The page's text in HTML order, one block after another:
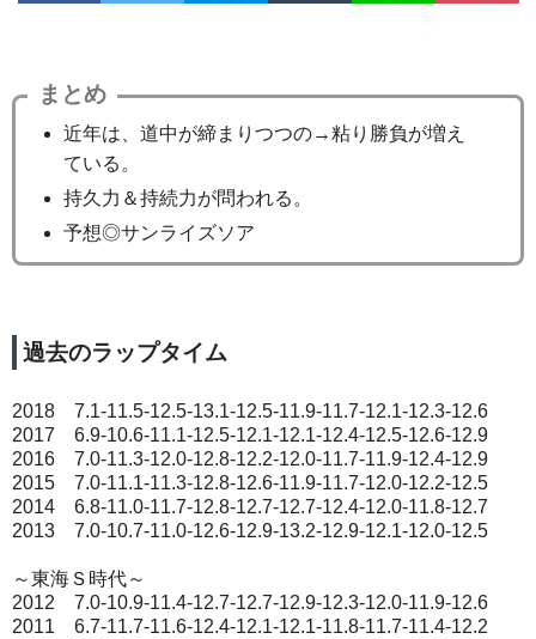
まとめ
近年は、道中が締まりつつの→粘り勝負が増え
ている。
持久力＆持続力が問われる。
予想◎サンライズソア
過去のラップタイム
2018 7.1-11.5-12.5-13.1-12.5-11.9-11.7-12.1-12.3-12.6
2017 6.9-10.6-11.1-12.5-12.1-12.1-12.4-12.5-12.6-12.9
2016 7.0-11.3-12.0-12.8-12.2-12.0-11.7-11.9-12.4-12.9
2015 7.0-11.1-11.3-12.8-12.6-11.9-11.7-12.0-12.2-12.5
2014 6.8-11.0-11.7-12.8-12.7-12.7-12.4-12.0-11.8-12.7
2013 7.0-10.7-11.0-12.6-12.9-13.2-12.9-12.1-12.0-12.5
～東海Ｓ時代～
2012 7.0-10.9-11.4-12.7-12.7-12.9-12.3-12.0-11.9-12.6
2011 6.7-11.7-11.6-12.4-12.1-12.1-11.8-11.7-11.4-12.2